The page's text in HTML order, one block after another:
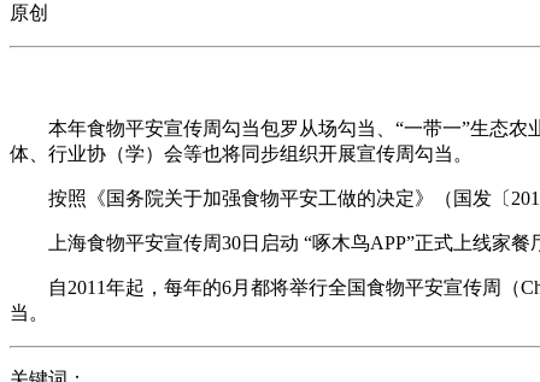
原创
本年食物平安宣传周勾当包罗从场勾当、“一带一”生态农
体、行业协（学）会等也将同步组织开展宣传周勾当。
按照《国务院关于加强食物平安工做的决定》（国发〔
上海食物平安宣传周30日启动 “啄木鸟APP”正式上线家餐
自2011年起，每年的6月都将举行全国食物平安宣传周（
当。